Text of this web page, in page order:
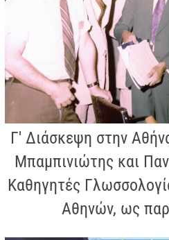
Γ' Διάσκεψη στην
Μπαμπινιώτης και
Καθηγητές
Αθηνών, ως